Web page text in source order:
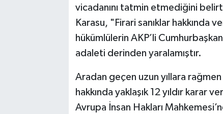
vicadanını tatmin etmediğini
Karasu, "Firari sanıklar hakkında
hükümlülerin AKP’li
adaleti derinden yaralamıştır.
Aradan geçen uzun yıllara
hakkında yaklaşık 12 yıldır karar
Avrupa İnsan Hakları